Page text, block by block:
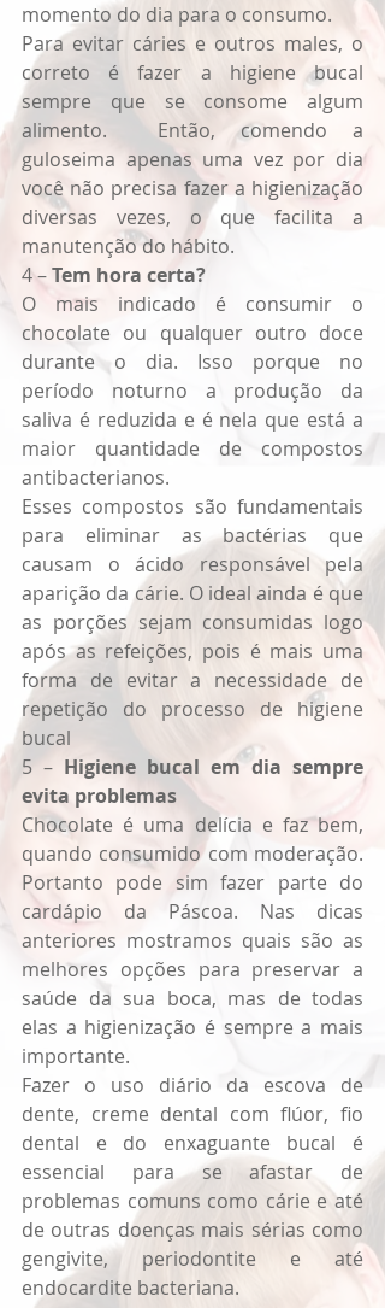
momento do dia para o consumo.
Para evitar cáries e outros males, o
correto é fazer a higiene bucal
sempre que se consome algum
alimento.  Então, comendo a
guloseima apenas uma vez por dia
você não precisa fazer a higienização
diversas vezes, o que facilita a
manutenção do hábito.
4 – Tem hora certa?
O mais indicado é consumir o
chocolate ou qualquer outro doce
durante o dia. Isso porque no
período noturno a produção da
saliva é reduzida e é nela que está a
maior quantidade de compostos
antibacterianos.
Esses compostos são fundamentais
para eliminar as bactérias que
causam o ácido responsável pela
aparição da cárie. O ideal ainda é que
as porções sejam consumidas logo
após as refeições, pois é mais uma
forma de evitar a necessidade de
repetição do processo de higiene
bucal
5 – Higiene bucal em dia sempre
evita problemas
Chocolate é uma delícia e faz bem,
quando consumido com moderação.
Portanto pode sim fazer parte do
cardápio da Páscoa. Nas dicas
anteriores mostramos quais são as
melhores opções para preservar a
saúde da sua boca, mas de todas
elas a higienização é sempre a mais
importante.
Fazer o uso diário da escova de
dente, creme dental com flúor, fio
dental e do enxaguante bucal é
essencial para se afastar de
problemas comuns como cárie e até
de outras doenças mais sérias como
gengivite, periodontite e até
endocardite bacteriana.